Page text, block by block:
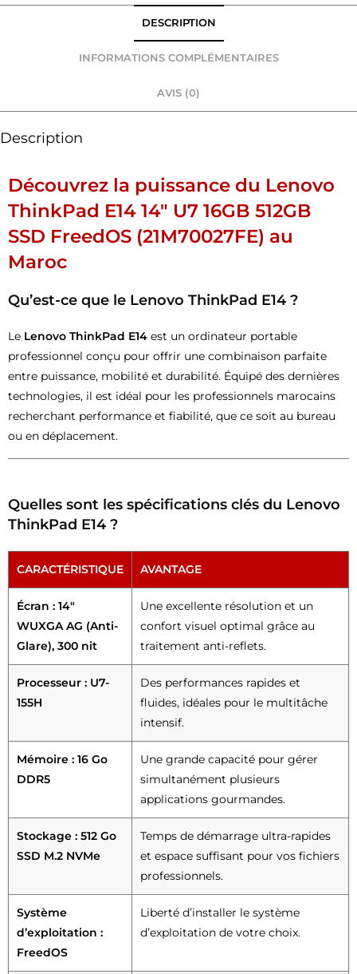
DESCRIPTION
INFORMATIONS COMPLÉMENTAIRES
AVIS (0)
Description
Découvrez la puissance du Lenovo
ThinkPad E14 14″ U7 16GB 512GB
SSD FreedOS (21M70027FE) au
Maroc
Qu’est-ce que le Lenovo ThinkPad E14 ?
Le Lenovo ThinkPad E14 est un ordinateur portable
professionnel conçu pour offrir une combinaison parfaite
entre puissance, mobilité et durabilité. Équipé des dernières
technologies, il est idéal pour les professionnels marocains
recherchant performance et fiabilité, que ce soit au bureau
ou en déplacement.
Quelles sont les spécifications clés du Lenovo
ThinkPad E14 ?
CARACTÉRISTIQUE AVANTAGE
Écran : 14″
WUXGA AG (Anti-
Glare), 300 nit
Une excellente résolution et un
confort visuel optimal grâce au
traitement anti-reflets.
Processeur : U7-
155H
Des performances rapides et
fluides, idéales pour le multitâche
intensif.
Mémoire : 16 Go
DDR5
Une grande capacité pour gérer
simultanément plusieurs
applications gourmandes.
Stockage : 512 Go
SSD M.2 NVMe
Temps de démarrage ultra-rapides
et espace suffisant pour vos fichiers
professionnels.
Système
d’exploitation :
FreedOS
Liberté d’installer le système
d’exploitation de votre choix.